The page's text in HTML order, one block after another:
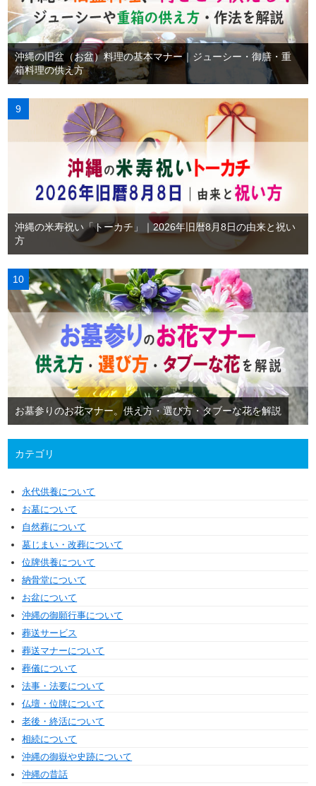
沖縄の旧盆（お盆）料理の基本マナー｜ジューシー・御膳・重
箱料理の供え方
沖縄の米寿祝い「トーカチ」｜2026年旧暦8月8日の由来と祝い
方
お墓参りのお花マナー。供え方・選び方・タブーな花を解説
カテゴリ
永代供養について
お墓について
自然葬について
墓じまい・改葬について
位牌供養について
納骨堂について
お盆について
沖縄の御願行事について
葬送サービス
葬送マナーについて
葬儀について
法事・法要について
仏壇・位牌について
老後・終活について
相続について
沖縄の御嶽や史跡について
沖縄の昔話